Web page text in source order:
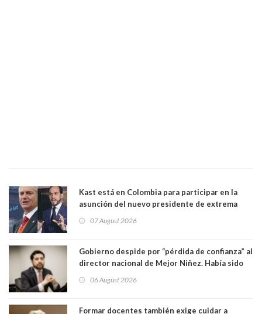
Kast está en Colombia para participar en la
asunción del nuevo presidente de extrema
07 August 2026
Gobierno despide por “pérdida de confianza” al
director nacional de Mejor Niñez. Había sido
06 August 2026
Formar docentes también exige cuidar a